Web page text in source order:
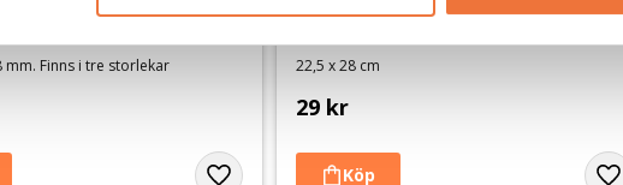
- Grå/svart/vit
mm. Finns i tre storlekar
Dogman bajspåsar med knythandtag
22,5 x 28 cm
29 kr